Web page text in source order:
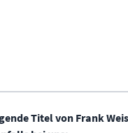
Titel von Frank